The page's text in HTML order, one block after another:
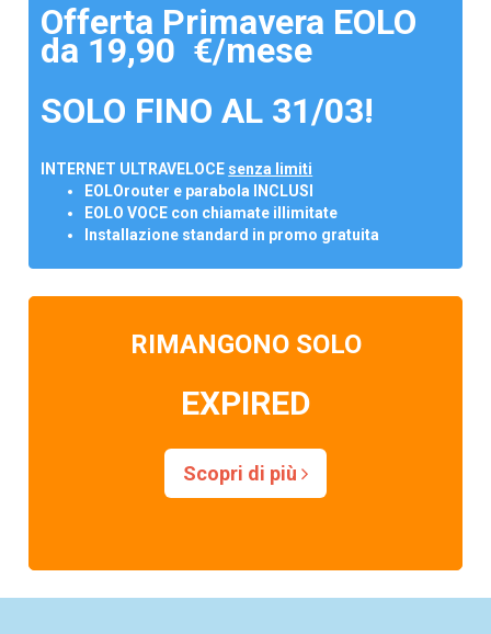
Offerta Primavera EOLO
da 19,90 €/mese
SOLO FINO AL 31/03!
INTERNET ULTRAVELOCE senza limiti
EOLOrouter e parabola INCLUSI
EOLO VOCE con chiamate illimitate
Installazione standard in promo gratuita
RIMANGONO SOLO
EXPIRED
Scopri di più